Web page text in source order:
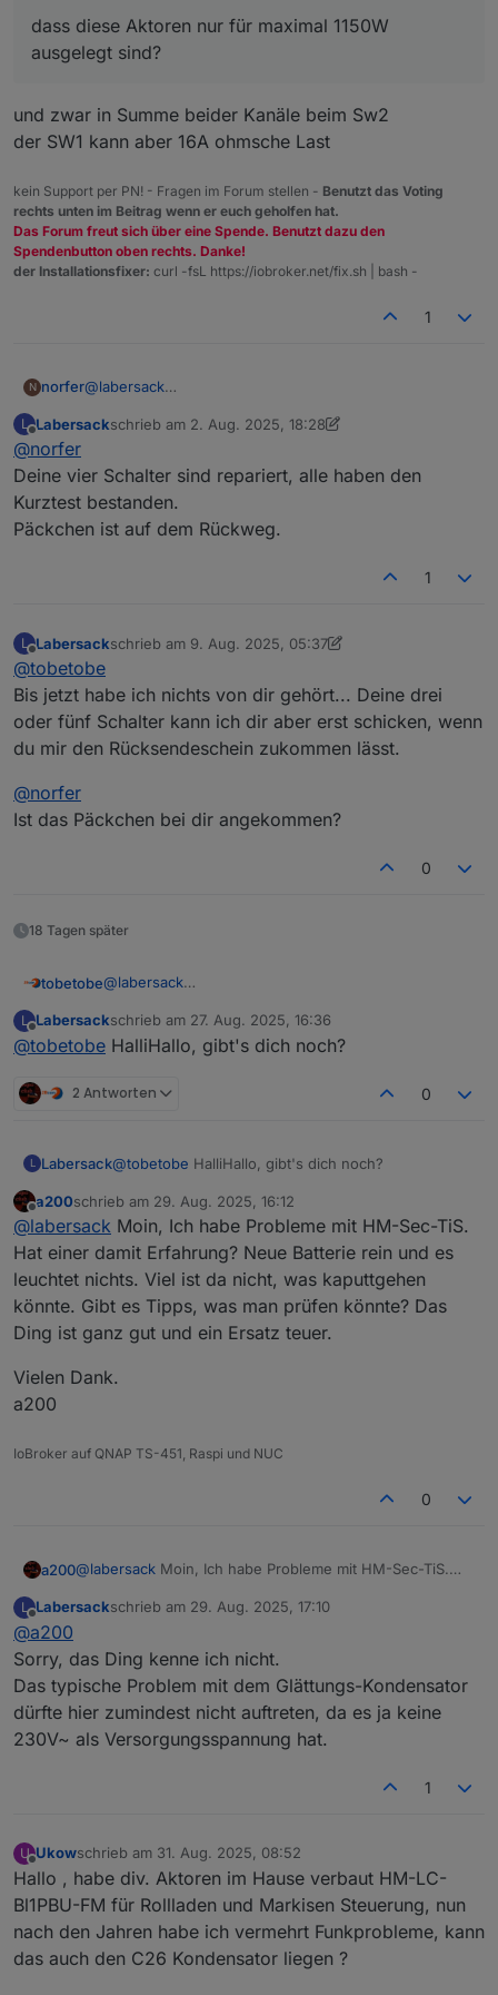
Zwei haben danach wieder funktioniert, bei einem
brannte er sofort wieder durch, also hat auch der
andere Probleme.
Sicherungen/Sicherungswiderstände ist schon
seltsam.... was hattest du da dranhängen?
Kann dir also 3 reparierte Schalter zurückschicken.
dass diese Aktoren nur für maximal 1150W
ausgelegt sind?
und zwar in Summe beider Kanäle beim Sw2
der SW1 kann aber 16A ohmsche Last
kein Support per PN! - Fragen im Forum stellen - Benutzt das Voting
rechts unten im Beitrag wenn er euch geholfen hat.
Das Forum freut sich über eine Spende. Benutzt dazu den
Spendenbutton oben rechts. Danke!
der Installationsfixer: curl -fsL https://iobroker.net/fix.sh | bash -
1
N norfer@labersack
das Päckchen schicken?
L
Offline
Labersackschrieb am 2. Aug. 2025, 18:28
zuletzt editiert von Labersack8. Apr. 2025, 10:33
@norfer
Deine vier Schalter sind repariert, alle haben den
Kurztest bestanden.
Päckchen ist auf dem Rückweg.
1
L
Offline
Labersackschrieb am 9. Aug. 2025, 05:37
zuletzt editiert von Labersack8. Sept. 2025, 07:37
@tobetobe
Bis jetzt habe ich nichts von dir gehört... Deine drei
oder fünf Schalter kann ich dir aber erst schicken, wenn
du mir den Rücksendeschein zukommen lässt.
@norfer
Ist das Päckchen bei dir angekommen?
0
18 Tagen später
tobetobe@labersack
schön, dass es dein Angebot noch immer gibt. Ich
habe mittlerweile 4 Stück HM-LC-Sw1-FM mit
HM-LC-Sw2-FM (Fehler unbekannt) hier liegen. Ich
Deinen ersten Post habe ich gelesen und bin mit den
Bedingungen einverstanden. Bitte schicke mir deine
L
Offline
Labersackschrieb am 27. Aug. 2025, 16:36
zuletzt editiert von
@tobetobe HalliHallo, gibt's dich noch?
2 Antworten 0
L Labersack@tobetobe HalliHallo, gibt's dich noch?
Offline
a200schrieb am 29. Aug. 2025, 16:12
zuletzt editiert von
@labersack Moin, Ich habe Probleme mit HM-Sec-TiS.
Hat einer damit Erfahrung? Neue Batterie rein und es
leuchtet nichts. Viel ist da nicht, was kaputtgehen
könnte. Gibt es Tipps, was man prüfen könnte? Das
Ding ist ganz gut und ein Ersatz teuer.
Vielen Dank.
a200
IoBroker auf QNAP TS-451, Raspi und NUC
0
a200@labersack Moin, Ich habe Probleme mit HM-Sec-TiS.
leuchtet nichts. Viel ist da nicht, was kaputtgehen könnte.
gut und ein Ersatz teuer.
Vielen Dank.
L
Offline
Labersackschrieb am 29. Aug. 2025, 17:10
zuletzt editiert von
@a200
Sorry, das Ding kenne ich nicht.
Das typische Problem mit dem Glättungs-Kondensator
dürfte hier zumindest nicht auftreten, da es ja keine
230V~ als Versorgungsspannung hat.
1
U
Offline
Ukowschrieb am 31. Aug. 2025, 08:52
zuletzt editiert von
Hallo , habe div. Aktoren im Hause verbaut HM-LC-
Bl1PBU-FM für Rollladen und Markisen Steuerung, nun
nach den Jahren habe ich vermehrt Funkprobleme, kann
das auch den C26 Kondensator liegen ?